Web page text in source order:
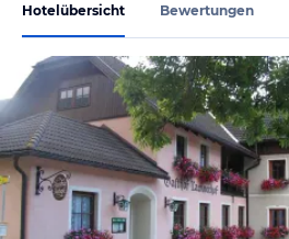
Hotelübersicht Bewertungen